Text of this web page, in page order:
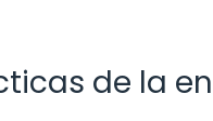
de la